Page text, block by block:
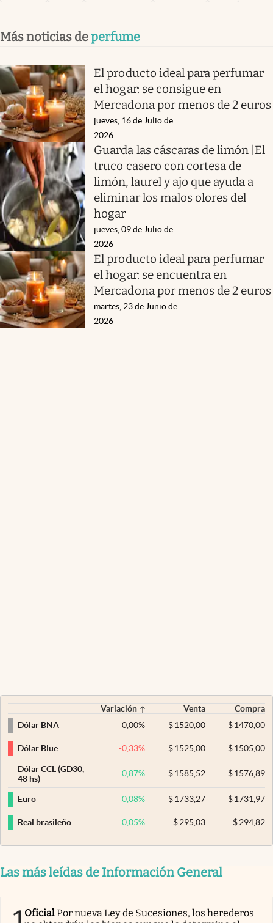
Más noticias deperfume
El producto ideal para perfumar
el hogar: se consigue en
Mercadona por menos de 2 euros
jueves, 16 de Julio de
2026
Guarda las cáscaras de limón |El
truco casero con cortesa de
limón, laurel y ajo que ayuda a
eliminar los malos olores del
hogar
jueves, 09 de Julio de
2026
El producto ideal para perfumar
el hogar: se encuentra en
Mercadona por menos de 2 euros
martes, 23 de Junio de
2026
Variación Venta
Compra
Dólar BNA
0,00% $ 1520,00 $1470,00
Dólar Blue -0,33% $ 1525,00 $1505,00
Dólar CCL (GD30,
48 hs)
0,87% $ 1585,52 $1576,89
Euro 0,08% $ 1733,27 $1731,97
Real brasileño 0,05% $ 295,03 $294,82
Las más leídas de Información General
OficialPor nueva Ley de Sucesiones, los herederos